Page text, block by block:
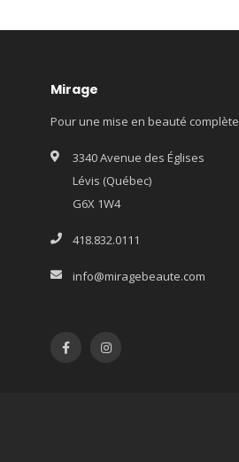
Mirage
Pour une mise en beauté complète
3340 Avenue des Églises
Lévis (Québec)
G6X 1W4
418.832.0111
info@miragebeaute.com